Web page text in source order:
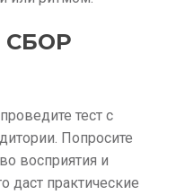
СБОР
тест с
Попросите
восприятия и
даст практические